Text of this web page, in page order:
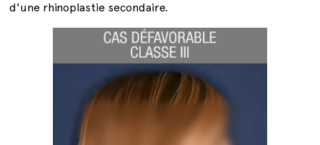
d'une rhinoplastie secondaire.